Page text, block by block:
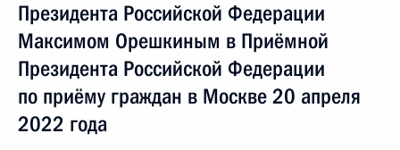
Президента Российской Федерации
Максимом Орешкиным в Приёмной
Президента Российской Федерации
по приёму граждан в Москве 20 апреля
2022 года